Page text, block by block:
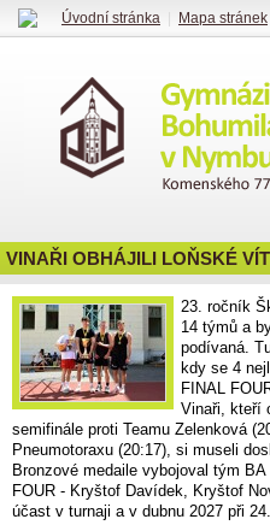
VINAŘI OBHÁJILI LOŇSKÉ
23. ročník
14 týmů a
podívaná.
kdy se 4
FINAL
Vinaři, kteří
semifinále proti Teamu Zelenková
Pneumotoraxu (20:17), si museli
Bronzové medaile vybojoval tým
FOUR - Kryštof Davídek, Kryštof
účast v turnaji a v dubnu 2027 při
Úvodní stránka Mapa stránek